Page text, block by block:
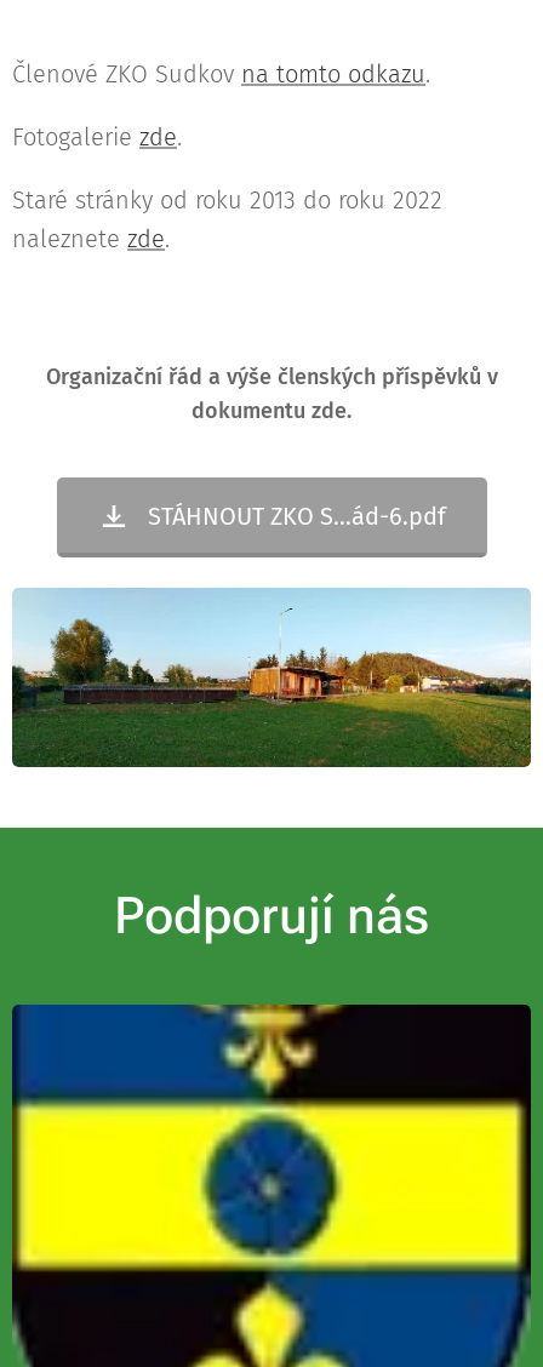
Členové ZKO Sudkov na tomto odkazu.
Fotogalerie zde.
Staré stránky od roku 2013 do roku 2022
naleznete zde.
Organizační řád a výše členských příspěvků v
dokumentu zde.
STÁHNOUT ZKO S...ád-6.pdf
Podporují nás